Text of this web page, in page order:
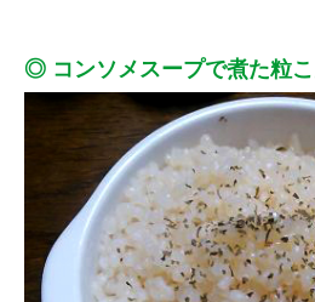
◎ コンソメスープで煮た粒こ